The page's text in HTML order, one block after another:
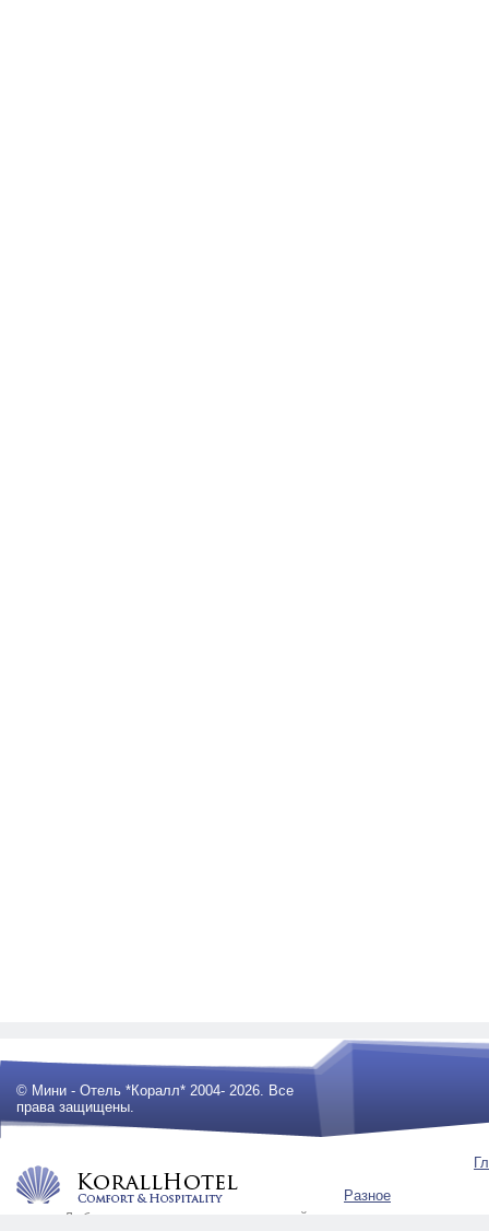
© Мини - Отель *Коралл* 2004- 2026. Все
права защищены.
Любое использование материалов сайта
Разное